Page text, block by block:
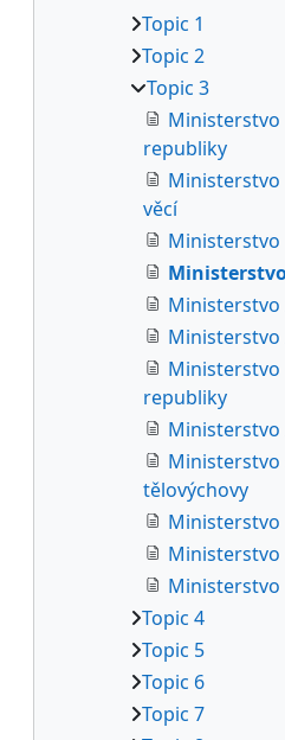
Topic 1
Topic 2
Topic 3
Ministerstvo
republiky
Ministerstvo
věcí
Ministerstvo
Ministerstvo
Ministerstvo
republiky
Ministerstvo
tělovýchovy
Topic 4
Topic 5
Topic 6
Topic 7